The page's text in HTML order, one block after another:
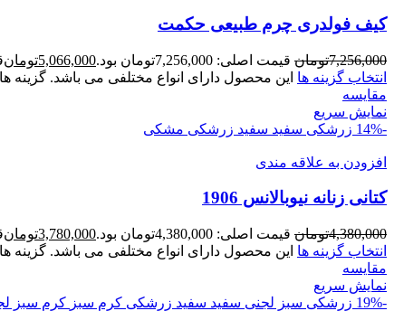
کیف فولدری چرم طبیعی حکمت
7,256,000تومان قیمت اصلی: 7,256,000تومان بود. 5,066,000تومان
انتخاب گزینه ها این محصول دارای انواع مختلفی می باشد.
مقايسه
نمایش سریع
-14%
زرشکی سفید سفید زرشکی مشکی
افزودن به علاقه مندی
کتانی زنانه نيوبالانس 1906
4,380,000تومان قیمت اصلی: 4,380,000تومان بود. 3,780,000تومان
انتخاب گزینه ها این محصول دارای انواع مختلفی می باشد.
مقايسه
نمایش سریع
-19%
زرشکی سبز لجنی سفید سفید زرشکی کرم سبز کرم سبز